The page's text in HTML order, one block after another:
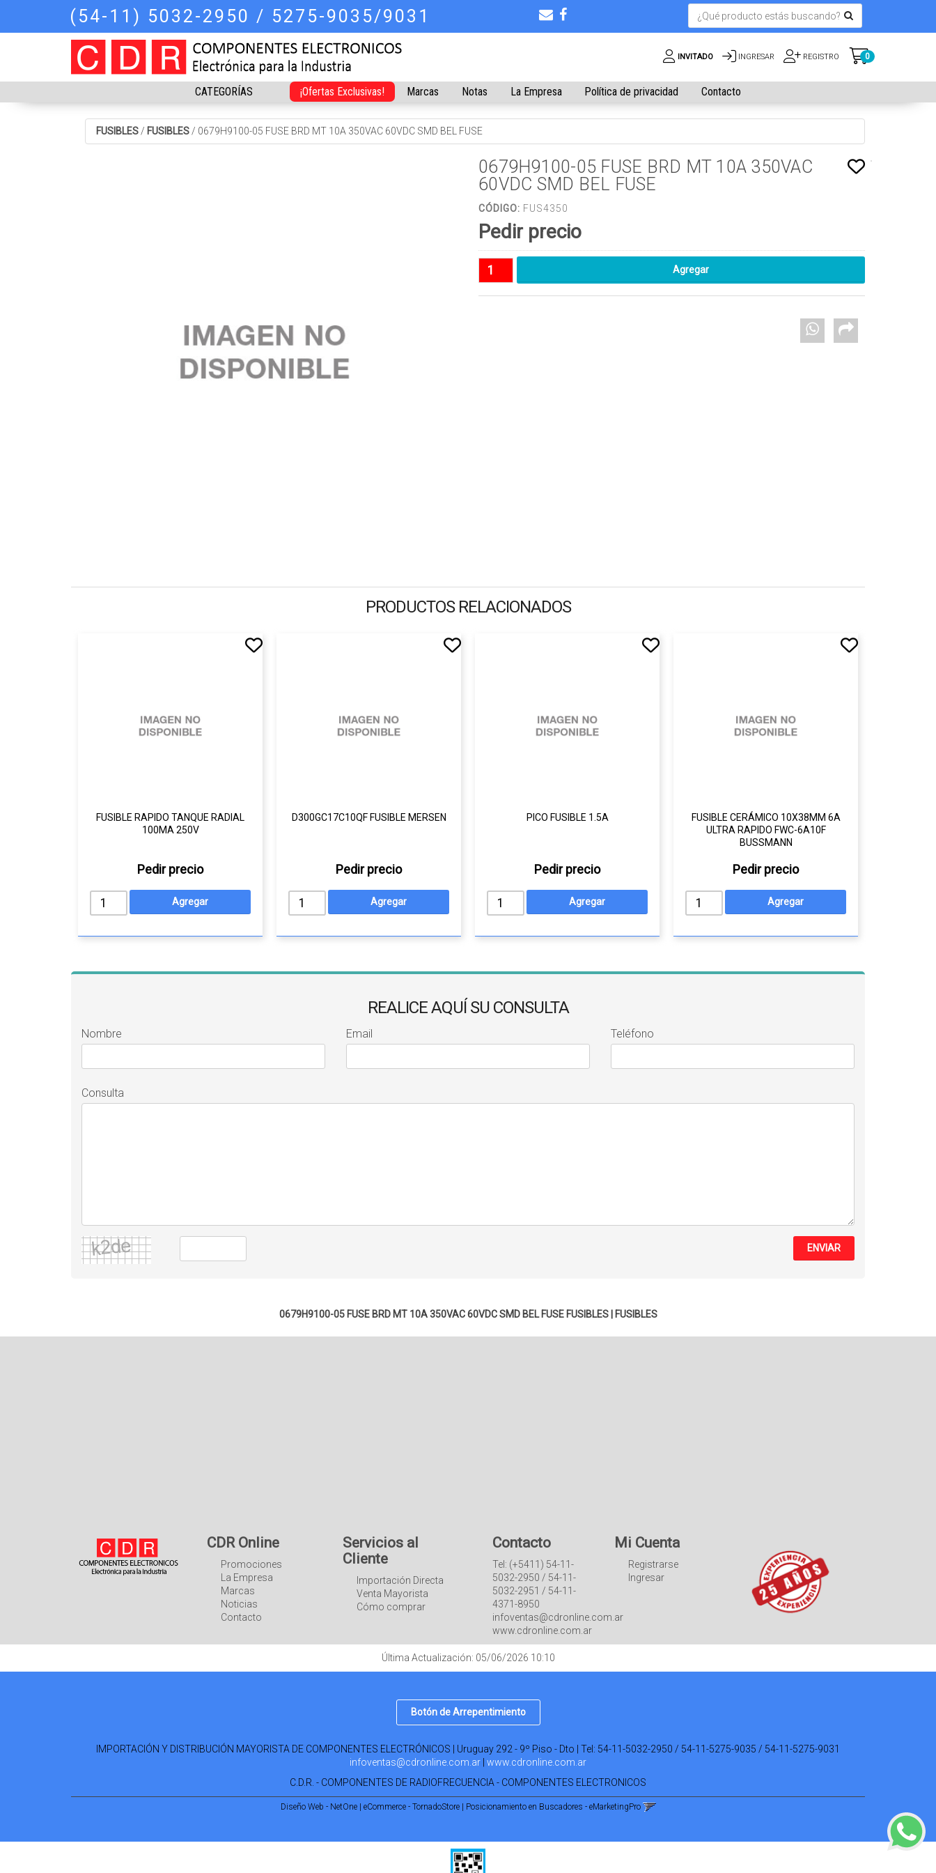
(54-11) 5032-2950 / 5275-9035/9031
INVITADO INGRESAR REGISTRO 0
CATEGORÍAS ¡Ofertas Exclusivas! Marcas Notas La Empresa Política de privacidad Contacto
FUSIBLES / FUSIBLES / 0679H9100-05 FUSE BRD MT 10A 350VAC 60VDC SMD BEL FUSE
0679H9100-05 FUSE BRD MT 10A 350VAC
60VDC SMD BEL FUSE
CÓDIGO: FUS4350
Pedir precio
PRODUCTOS RELACIONADOS
FUSIBLE RAPIDO TANQUE RADIAL
100MA 250V
Pedir precio
D300GC17C10QF FUSIBLE MERSEN
Pedir precio
PICO FUSIBLE 1.5A
Pedir precio
FUSIBLE CERÁMICO 10X38MM 6A
ULTRA RAPIDO FWC-6A10F
BUSSMANN
Pedir precio
REALICE AQUÍ SU CONSULTA
Nombre Email Teléfono
Consulta
ENVIAR
0679H9100-05 FUSE BRD MT 10A 350VAC 60VDC SMD BEL FUSE FUSIBLES| FUSIBLES
CDR Online
Promociones
La Empresa
Marcas
Noticias
Contacto
Servicios al
Cliente
Importación Directa
Venta Mayorista
Cómo comprar
Contacto
Tel: (+5411) 54-11-
5032-2950 / 54-11-
5032-2951 / 54-11-
4371-8950
infoventas@cdronline.com.ar
www.cdronline.com.ar
Mi Cuenta
Registrarse
Ingresar
Última Actualización: 05/06/2026 10:10
Botón de Arrepentimiento
IMPORTACIÓN Y DISTRIBUCIÓN MAYORISTA DE COMPONENTES ELECTRÓNICOS | Uruguay 292 - 9º Piso - Dto | Tel: 54-11-5032-2950 / 54-11-5275-9035 / 54-11-5275-9031
infoventas@cdronline.com.ar www.cdronline.com.ar
C.D.R. - COMPONENTES DE RADIOFRECUENCIA - COMPONENTES ELECTRONICOS
Diseño Web - NetOne| eCommerce - TornadoStore| Posicionamiento en Buscadores - eMarketingPro